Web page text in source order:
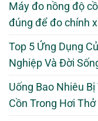
Máy đo nồng độ
đúng để đo chính
Top 5 Ứng Dụng
Nghiệp Và Đời
Uống Bao Nhiêu
Cồn Trong Hơi